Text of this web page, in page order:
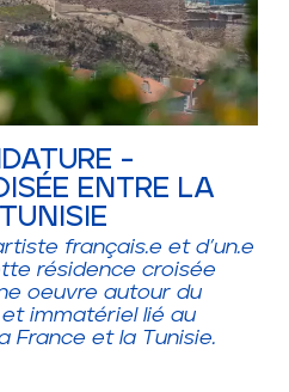
-
ENTRE LA
français.e et d’un.e
résidence croisée
oeuvre autour du
immatériel lié au
France et la Tunisie.